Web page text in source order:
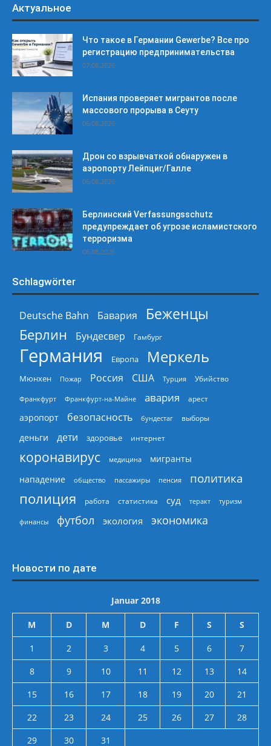
Актуальное
Что такое в Германии Gewerbe? Все про
регистрацию предпринимательства
07.08.2026
Испания проверяет мигрантов после
массового прорыва в Сеуту
06.08.2026
Дрон со взрывчаткой обнаружен в
аэропорту Лейпциг/Галле
06.08.2026
Берлинский Verfassungsschutz
предупреждает об угрозе исламистского
терроризма
06.08.2026
Schlagwörter
Deutsche Bahn Бавария
Беженцы
Берлин
Бундесвер Гамбург
Германия Европа Меркель
Мюнхен Пожар Россия США Турция Убийство
Франкфурт Франкфурт-на-Майне авария арест
аэропорт безопасность бундестаг выборы
деньги дети здоровье интернет
коронавирус медицина
мигранты
нападение
общество пассажиры пенсия политика
полиция работа статистика суд теракт туризм
финансы футбол экология экономика
Новости по дате
Januar 2018
M D M D F S S
1 2 3 4 5 6
7
8
9 10 11 12 13
14
15
16 17 18 19 20
21
22
23 24 25 26 27
28
29
30 31